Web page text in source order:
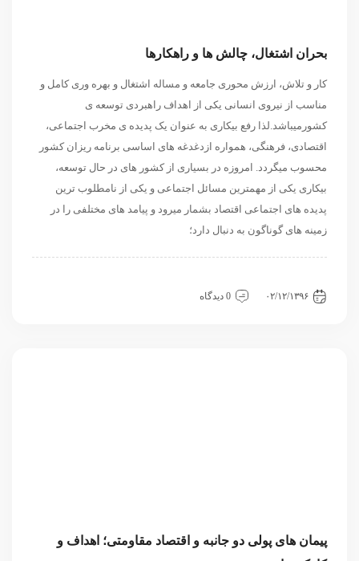
بحران اشتغال، چالش ها و راهکارها
کار و تلاش، ارزش محوری جامعه و مساله اشتغال و بهره وری کامل و
مناسب از نیروی انسانی یکی از اهداف راهبردی توسعه ی
کشورمیباشد.لذا رفع بیکاری به عنوان یک پدیده ی مخرب اجتماعی،
اقتصادی، فرهنگی، همواره ازدغدغه های اساسی برنامه ریزان کشور
محسوب میگردد. امروزه در بسیاری از کشور های در حال توسعه،
بیکاری یکی از مهمترین مسائل اجتماعی و یکی از نامطلوب ترین
پدیده های اجتماعی اقتصاد بشمار میرود و پیامد های مختلفی را در
زمینه های گوناگون به دنبال دارد؛
۰۲/۱۲/۱۳۹۶
0 دیدگاه
پیمان های پولی دو جانبه و اقتصاد مقاومتی؛ اهداف و